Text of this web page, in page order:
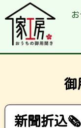
御
新聞折込🗞